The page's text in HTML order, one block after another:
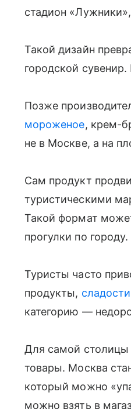
стадион
Такой дизайн
городской
Позже
мороженое, крем-
не в Москве, а на
Сам продукт
туристическими
Такой формат
прогулки по городу.
Туристы часто
продукты, сладости
категорию —
Для самой столицы
товары. Москва
который можно
можно взять в